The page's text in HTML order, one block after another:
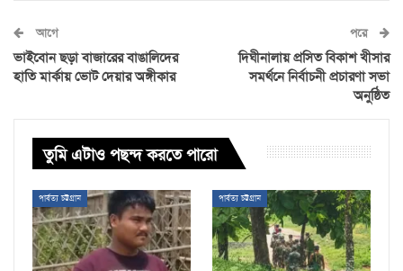
আগে
ভাইবোন ছড়া বাজারের বাঙালিদের
হাতি মার্কায় ভোট দেয়ার অঙ্গীকার
পরে
দিঘীনালায় প্রসিত বিকাশ খীসার
সমর্থনে নির্বাচনী প্রচারণা সভা
অনুষ্ঠিত
তুমি এটাও পছন্দ করতে পারো
পার্বত্য চট্টগ্রাম পার্বত্য চট্টগ্রাম